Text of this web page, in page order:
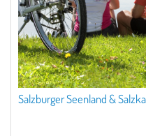
Salzburger Seenland &